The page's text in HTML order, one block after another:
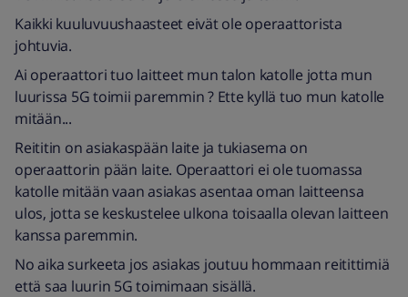
Kaikki kuuluvuushaasteet eivät ole operaattorista
johtuvia.
Ai operaattori tuo laitteet mun talon katolle jotta mun
luurissa 5G toimii paremmin ? Ette kyllä tuo mun katolle
mitään...
Reititin on asiakaspään laite ja tukiasema on
operaattorin pään laite. Operaattori ei ole tuomassa
katolle mitään vaan asiakas asentaa oman laitteensa
ulos, jotta se keskustelee ulkona toisaalla olevan laitteen
kanssa paremmin.
No aika surkeeta jos asiakas joutuu hommaan reitittimiä
että saa luurin 5G toimimaan sisällä.